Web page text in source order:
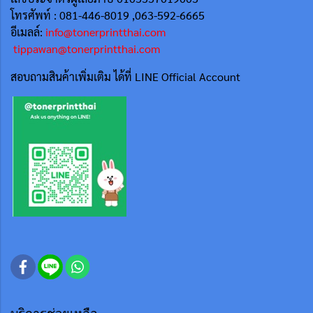
โทรศัพท์ : 081-446-8019 ,063-592-6665
อีเมลล์: info@tonerprintthai.com
tippawan@tonerprintthai.com
สอบถามสินค้าเพิ่มเติม ได้ที่ LINE Official Account